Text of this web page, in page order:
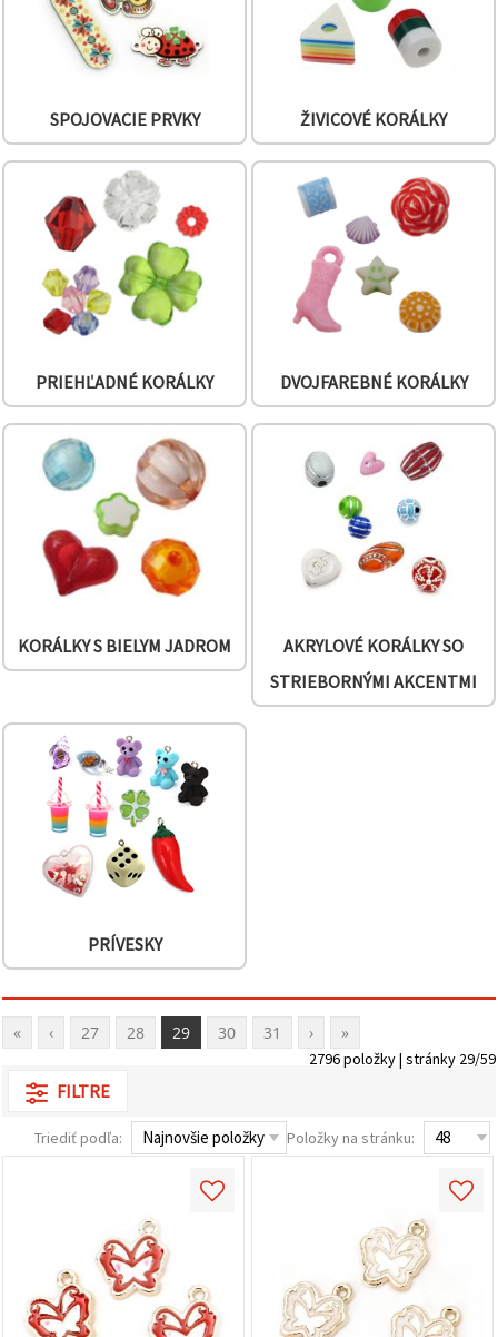
SPOJOVACIE PRVKY ŽIVICOVÉ KORÁLKY
PRIEHĽADNÉ KORÁLKY DVOJFAREBNÉ KORÁLKY
KORÁLKY S BIELYM JADROM
AKRYLOVÉ KORÁLKY SO
STRIEBORNÝMI AKCENTMI
PRÍVESKY
« ‹ 27 28 29 30 31 › »
2796 položky | stránky 29/59
FILTRE
Triediť podľa: Položky na stránku: